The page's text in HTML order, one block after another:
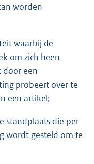
worden
waarbij de
om zich heen
door een
probeert over te
een artikel;
standplaats die per
wordt gesteld om te